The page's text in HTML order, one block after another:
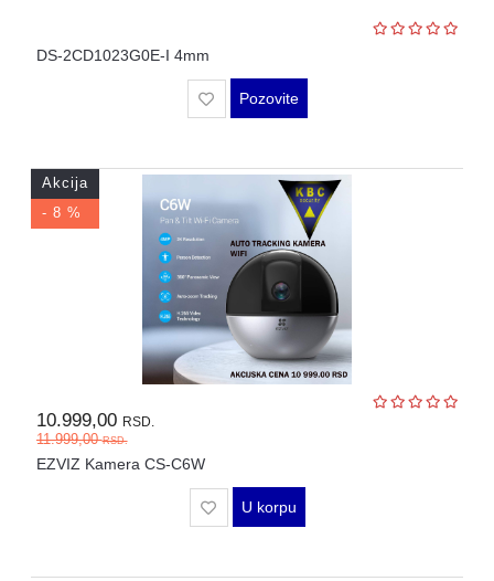
DS-2CD1023G0E-I 4mm
Pozovite
Akcija
- 8 %
10.999,00 RSD.
11.999,00RSD.
EZVIZ Kamera CS-C6W
U korpu